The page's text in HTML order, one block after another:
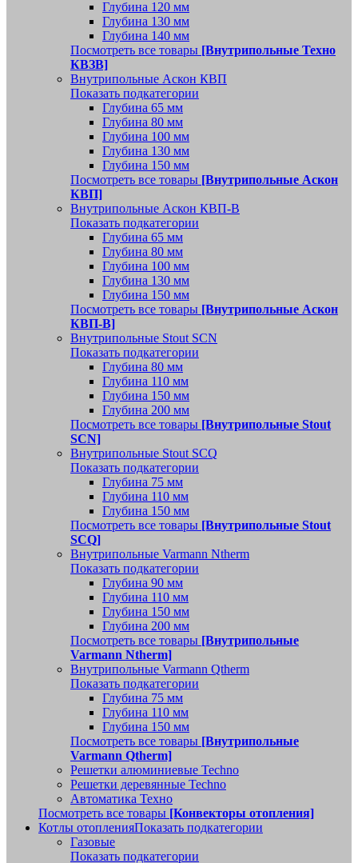
Глубина 120 мм
Глубина 130 мм
Глубина 140 мм
Посмотреть все товары [Внутрипольные Техно
КВЗВ]
Внутрипольные Аскон КВП
Показать подкатегории
Глубина 65 мм
Глубина 80 мм
Глубина 100 мм
Глубина 130 мм
Глубина 150 мм
Посмотреть все товары [Внутрипольные Аскон
КВП]
Внутрипольные Аскон КВП-В
Показать подкатегории
Глубина 65 мм
Глубина 80 мм
Глубина 100 мм
Глубина 130 мм
Глубина 150 мм
Посмотреть все товары [Внутрипольные Аскон
КВП-В]
Внутрипольные Stout SCN
Показать подкатегории
Глубина 80 мм
Глубина 110 мм
Глубина 150 мм
Глубина 200 мм
Посмотреть все товары [Внутрипольные Stout
SCN]
Внутрипольные Stout SCQ
Показать подкатегории
Глубина 75 мм
Глубина 110 мм
Глубина 150 мм
Посмотреть все товары [Внутрипольные Stout
SCQ]
Внутрипольные Varmann Ntherm
Показать подкатегории
Глубина 90 мм
Глубина 110 мм
Глубина 150 мм
Глубина 200 мм
Посмотреть все товары [Внутрипольные
Varmann Ntherm]
Внутрипольные Varmann Qtherm
Показать подкатегории
Глубина 75 мм
Глубина 110 мм
Глубина 150 мм
Посмотреть все товары [Внутрипольные
Varmann Qtherm]
Решетки алюминиевые Techno
Решетки деревянные Techno
Автоматика Техно
Посмотреть все товары [Конвекторы отопления]
Котлы отопленияПоказать подкатегории
Газовые
Показать подкатегории